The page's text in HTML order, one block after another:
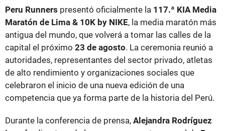
Peru Runners presentó oficialmente la 117.ª KIA Media
Maratón de Lima & 10K by NIKE, la media maratón más
antigua del mundo, que volverá a tomar las calles de la
capital el próximo 23 de agosto. La ceremonia reunió a
autoridades, representantes del sector privado, atletas
de alto rendimiento y organizaciones sociales que
celebraron el inicio de una nueva edición de una
competencia que ya forma parte de la historia del Perú.
Durante la conferencia de prensa, Alejandra Rodríguez